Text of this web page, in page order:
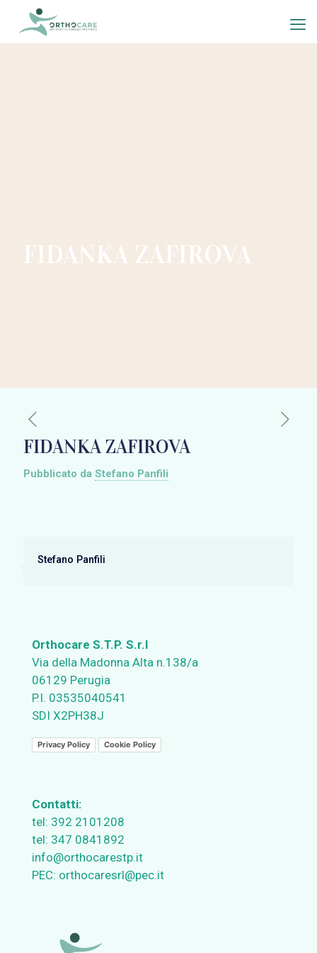
FIDANKA ZAFIROVA
FIDANKA ZAFIROVA
Pubblicato da Stefano Panfili
Stefano Panfili
Orthocare S.T.P. S.r.l
Via della Madonna Alta n.138/a
06129 Perugia
P.I. 03535040541
SDI X2PH38J
Privacy Policy Cookie Policy
Contatti:
tel: 392 2101208
tel: 347 0841892
info@orthocarestp.it
PEC: orthocaresrl@pec.it